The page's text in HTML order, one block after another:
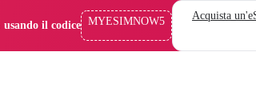
il codice MYESIMNOW5 Acquista